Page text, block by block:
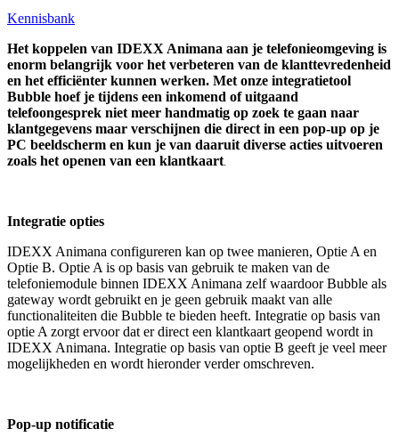
Kennisbank
Het koppelen van IDEXX Animana aan je telefonieomgeving is
enorm belangrijk voor het verbeteren van de klanttevredenheid
en het efficiënter kunnen werken. Met onze integratietool
Bubble hoef je tijdens een inkomend of uitgaand
telefoongesprek niet meer handmatig op zoek te gaan naar
klantgegevens maar verschijnen die direct in een pop-up op je
PC beeldscherm en kun je van daaruit diverse acties uitvoeren
zoals het openen van een klantkaart
Integratie opties
IDEXX Animana configureren kan op twee manieren, Optie A en
Optie B. Optie A is op basis van gebruik te maken van de
telefoniemodule binnen IDEXX Animana zelf waardoor Bubble als
gateway wordt gebruikt en je geen gebruik maakt van alle
functionaliteiten die Bubble te bieden heeft. Integratie op basis van
optie A zorgt ervoor dat er direct een klantkaart geopend wordt in
IDEXX Animana. Integratie op basis van optie B geeft je veel meer
mogelijkheden en wordt hieronder verder omschreven.
Pop-up notificatie